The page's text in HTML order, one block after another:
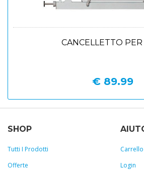
CANCELLETTO PER
€ 89.99
SHOP
Tutti I Prodotti
Offerte
Carrello
Login